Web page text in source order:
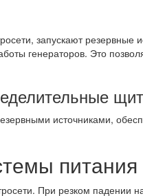
запускают резервные
генераторов. Это
источниками,
питания
При резком падении